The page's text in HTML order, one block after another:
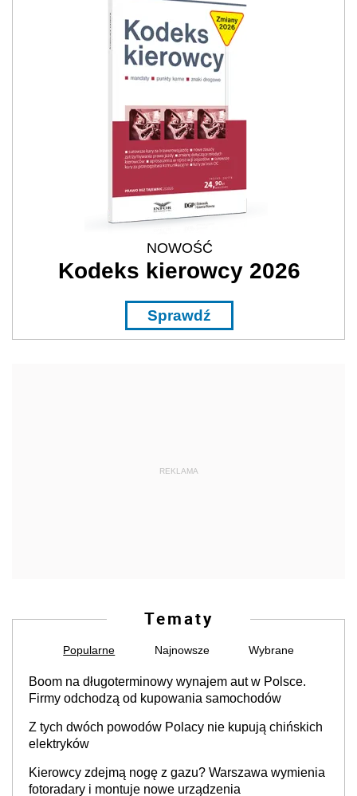
NOWOŚĆ
Kodeks kierowcy 2026
Sprawdź
REKLAMA
Tematy
Popularne Najnowsze Wybrane
Boom na długoterminowy wynajem aut w Polsce.
Firmy odchodzą od kupowania samochodów
Z tych dwóch powodów Polacy nie kupują chińskich
elektryków
Kierowcy zdejmą nogę z gazu? Warszawa wymienia
fotoradary i montuje nowe urządzenia